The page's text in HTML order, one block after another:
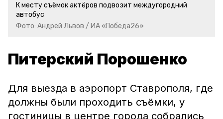
К месту съёмок актёров подвозит междугородний
автобус
Фото: Андрей Львов / ИА «Победа26»
Питерский Порошенко
Для выезда в аэропорт Ставрополя, где
должны были проходить съёмки, у
гостиницы в центре города собрались